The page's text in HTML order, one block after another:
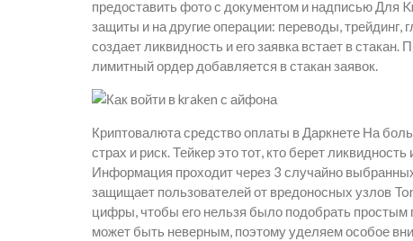
предоставить фото с документом и надписью Для
защиты и на другие операции: переводы,
создает ликвидность и его заявка встает в
лимитный ордер добавляется в стакан заявок.
Криптовалюта средство оплаты в Даркнете На
страх и риск. Тейкер это тот, кто берет
Информация проходит через 3 случайно
защищает пользователей от вредоносных узлов
цифры, чтобы его нельзя было подобрать простым
может быть неверным, поэтому уделяем особое